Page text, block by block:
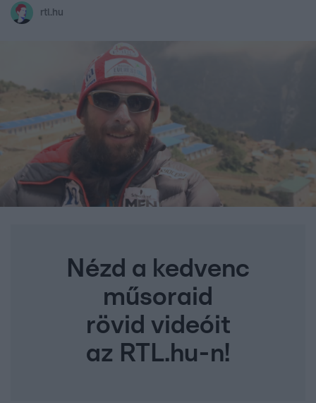
rtl.hu
Nézd a kedvenc
műsoraid
rövid videóit
az RTL.hu-n!